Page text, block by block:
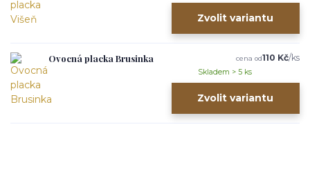
Zvolit variantu
Ovocná placka Brusinka cena od110 Kč/ks
Skladem > 5 ks
Zvolit variantu